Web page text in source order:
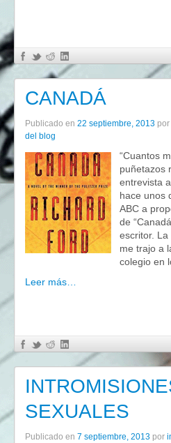
CANADÁ
Publicado en 22 septiembre, 2013 por
del blog
“Cuantos
puñetazos
entrevista
hace unos
ABC a
de
escritor. La
me trajo a
colegio en
Leer más…
SEXUALES
Publicado en 7 septiembre, 2013 por